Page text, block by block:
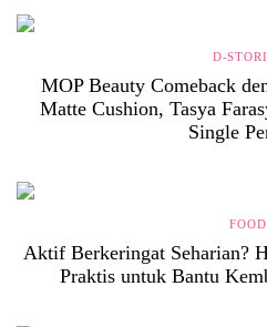
D-
MOP Beauty Comeback
Matte Cushion, Tasya
Single
FOOD
Aktif Berkeringat Seharian?
Praktis untuk Bantu